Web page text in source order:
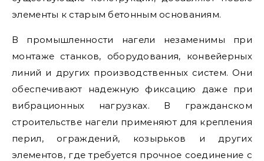
элементы к старым бетонным основаниям.
В промышленности нагели незаменимы при
монтаже станков, оборудования, конвейерных
линий и других производственных систем. Они
обеспечивают надежную фиксацию даже при
вибрационных нагрузках. В гражданском
строительстве нагели применяют для крепления
перил, ограждений, козырьков и других
элементов, где требуется прочное соединение с